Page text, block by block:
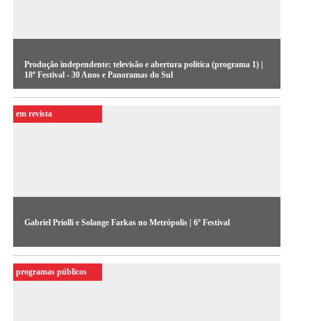
Produção independente: televisão e abertura política (programa 1) |
18º Festival - 30 Anos e Panoramas do Sul
Gabriel Priolli e Solange Farkas no Metrópolis | 6º Festival
Entrevista concedida ao programa da TV Cultura em 1988,
sobre as mudanças na próxima edição do Festival e a nova
fase de profissionalização do vídeo
em revista
programas públicos